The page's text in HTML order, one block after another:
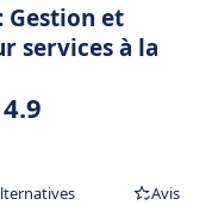
Gestion et
services à la
4.9
Avis